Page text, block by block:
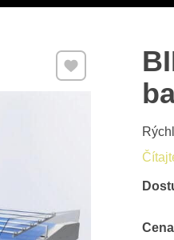
Pridať k Obľúbeným